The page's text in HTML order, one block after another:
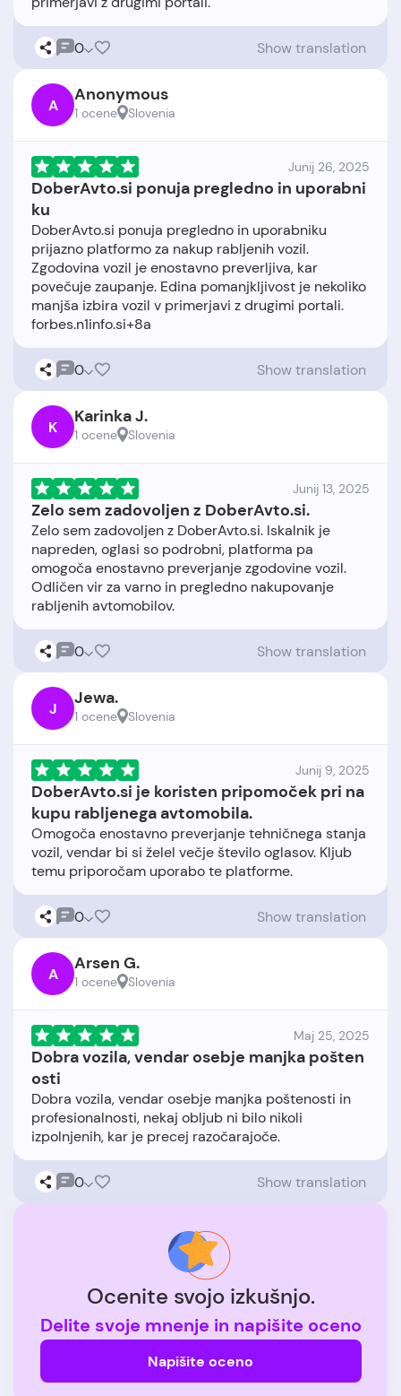
0 Show translation
A Anonymous
1 ocene Slovenia
Junij 26, 2025
DoberAvto.si ponuja pregledno in uporabni
ku
DoberAvto.si ponuja pregledno in uporabniku
prijazno platformo za nakup rabljenih vozil.
Zgodovina vozil je enostavno preverljiva, kar
povečuje zaupanje. Edina pomanjkljivost je nekoliko
manjša izbira vozil v primerjavi z drugimi portali.
0 Show translation
K Karinka J.
1 ocene Slovenia
Junij 13, 2025
Zelo sem zadovoljen z DoberAvto.si.
Zelo sem zadovoljen z DoberAvto.si. Iskalnik je
napreden, oglasi so podrobni, platforma pa
omogoča enostavno preverjanje zgodovine vozil.
Odličen vir za varno in pregledno nakupovanje
0 Show translation
J Jewa.
1 ocene Slovenia
Junij 9, 2025
DoberAvto.si je koristen pripomoček pri na
kupu rabljenega avtomobila.
Omogoča enostavno preverjanje tehničnega stanja
vozil, vendar bi si želel večje število oglasov. Kljub
0 Show translation
A Arsen G.
1 ocene Slovenia
Maj 25, 2025
Dobra vozila, vendar osebje manjka pošten
osti
Dobra vozila, vendar osebje manjka poštenosti in
profesionalnosti, nekaj obljub ni bilo nikoli
0 Show translation
Ocenite svojo izkušnjo.
Delite svoje mnenje in napišite oceno
Napišite oceno